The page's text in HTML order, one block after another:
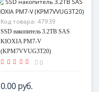
Код товара: 47939
SSD накопитель 3.2TB SAS
KIOXIA PM7-V
(KPM7VVUG3T20)
0
0.00 руб.